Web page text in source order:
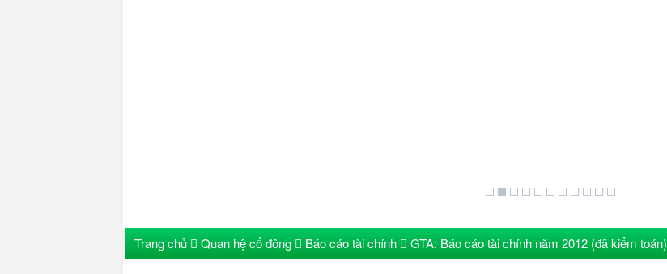
Trang chủ Quan hệ cổ đông Báo cáo tài chính GTA: Báo cáo tài chính năm 2012 (đã kiểm toán)